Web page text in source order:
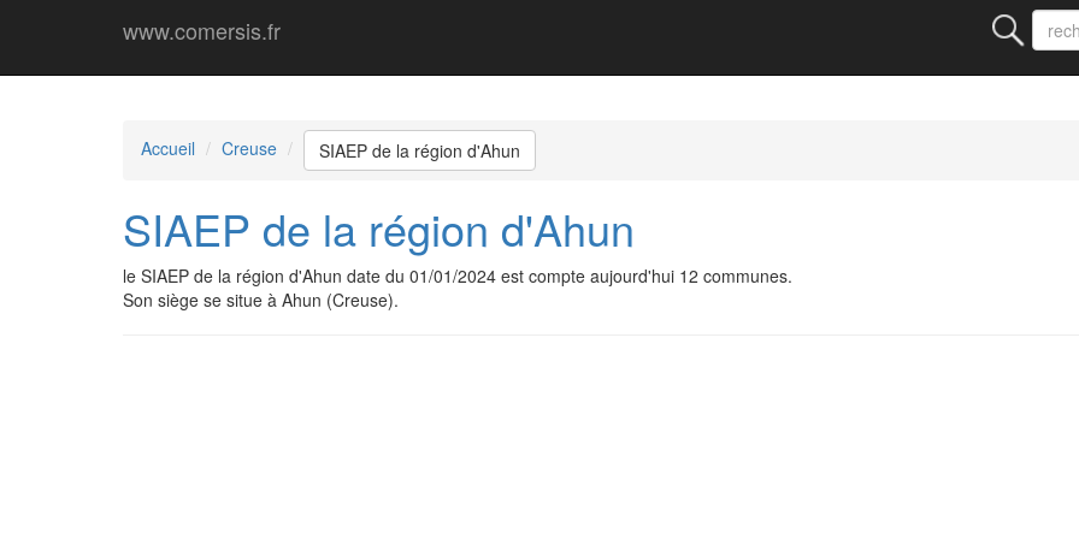
www.comersis.fr
Accueil Creuse SIAEP de la région d'Ahun
SIAEP de la région d'Ahun
le SIAEP de la région d'Ahun date du 01/01/2024 est compte aujourd'hui 12 communes.
Son siège se situe à Ahun (Creuse).